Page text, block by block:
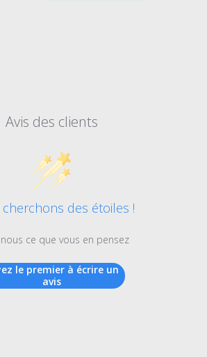
Avis des clients
cherchons des étoiles !
ce que vous en pensez
le premier à écrire un
avis